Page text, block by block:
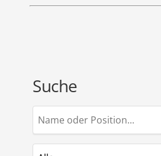
Suche